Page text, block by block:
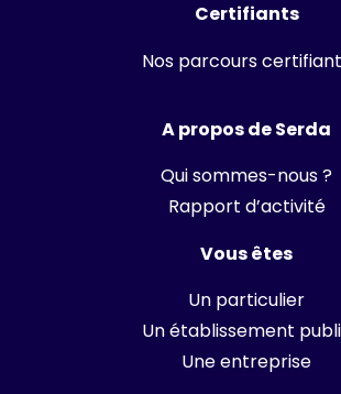
Certifiants
Nos parcours
A propos de Serda
Qui sommes-nous ?
Rapport d’activité
Vous êtes
Un particulier
Un établissement
Une entreprise